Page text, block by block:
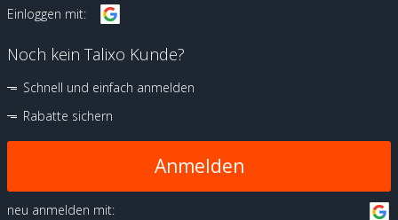
Einloggen mit:
Noch kein Talixo Kunde?
Schnell und einfach anmelden
Rabatte sichern
Anmelden
neu anmelden mit: